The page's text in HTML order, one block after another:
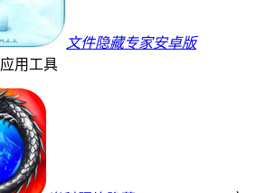
文件隐藏专家安卓版
应用工具